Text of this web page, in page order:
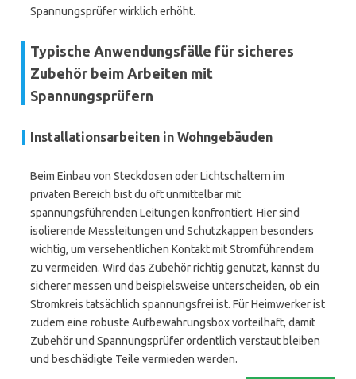
Spannungsprüfer wirklich erhöht.
Typische Anwendungsfälle für sicheres
Zubehör beim Arbeiten mit
Spannungsprüfern
Installationsarbeiten in Wohngebäuden
Beim Einbau von Steckdosen oder Lichtschaltern im
privaten Bereich bist du oft unmittelbar mit
spannungsführenden Leitungen konfrontiert. Hier sind
isolierende Messleitungen und Schutzkappen besonders
wichtig, um versehentlichen Kontakt mit Stromführendem
zu vermeiden. Wird das Zubehör richtig genutzt, kannst du
sicherer messen und beispielsweise unterscheiden, ob ein
Stromkreis tatsächlich spannungsfrei ist. Für Heimwerker ist
zudem eine robuste Aufbewahrungsbox vorteilhaft, damit
Zubehör und Spannungsprüfer ordentlich verstaut bleiben
und beschädigte Teile vermieden werden.